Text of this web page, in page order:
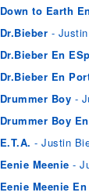
Down to Earth
Dr.Bieber -
Dr.Bieber En
Dr.Bieber En
Drummer Boy -
Drummer Boy
E.T.A. - Justin
Eenie Meenie -
Eenie Meenie